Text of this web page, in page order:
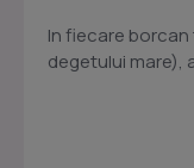
In fiecare
degetului mare),